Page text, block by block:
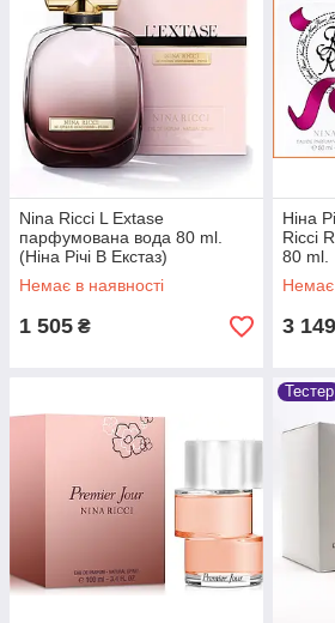
Nina Ricci L Extase
парфумована вода 80 ml.
(Ніна Річі В Екстаз)
Немає в наявності
1 505 ₴
Ніна
Ricci
80 ml.
Немає
3 149
Тестер